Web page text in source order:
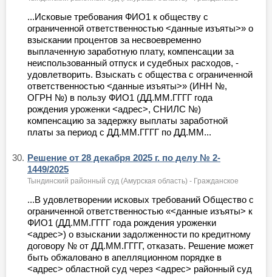
...Исковые требования ФИО1 к обществу с
ограниченной ответственностью <данные изъяты>» о
взыскании процентов за несвоевременно
выплаченную заработную плату, компенсации за
неиспользованный отпуск и судебных расходов, -
удовлетворить. Взыскать с общества с ограниченной
ответственностью <данные изъяты>» (ИНН №,
ОГРН №) в пользу ФИО1 (ДД.ММ.ГГГГ года
рождения уроженки <адрес>, СНИЛС №)
компенсацию за задержку выплаты заработной
платы за период с ДД.ММ.ГГГГ по ДД.ММ...
30. Решение от 28 декабря 2025 г. по делу № 2-
1449/2025
Тындинский районный суд (Амурская область) - Гражданское
...В удовлетворении исковых требований Общество с
ограниченной ответственностью «<данные изъяты> к
ФИО1 (ДД.ММ.ГГГГ года рождения уроженки
<адрес>) о взыскании задолженности по кредитному
договору № от ДД.ММ.ГГГГ, отказать. Решение может
быть обжаловано в апелляционном порядке в
<адрес> областной суд через <адрес> районный суд